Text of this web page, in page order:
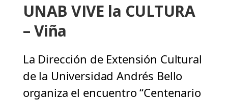
UNAB VIVE la CULTURA
– Viña
La Dirección de Extensión Cultural
de la Universidad Andrés Bello
organiza el encuentro “Centenario